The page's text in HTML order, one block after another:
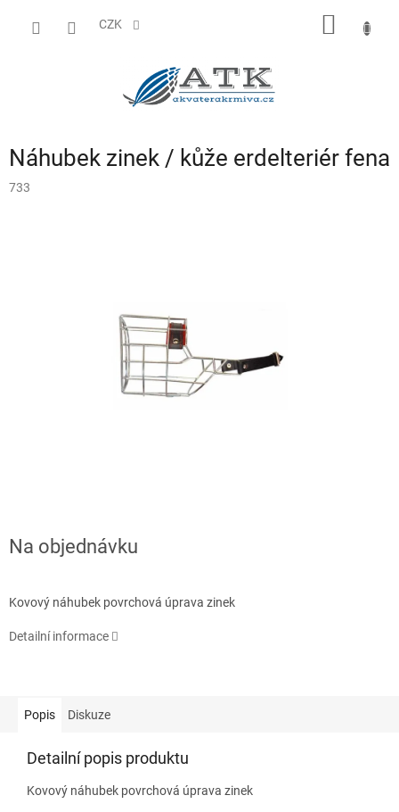
CZK
Náhubek zinek / kůže erdelteriér fena
733
Na objednávku
Kovový náhubek povrchová úprava zinek
Detailní informace
Popis Diskuze
Detailní popis produktu
Kovový náhubek povrchová úprava zinek